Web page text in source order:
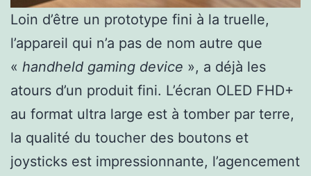
Loin d’être un prototype fini à la truelle,
l’appareil qui n’a pas de nom autre que
« handheld gaming device », a déjà les
atours d’un produit fini. L’écran OLED FHD+
au format ultra large est à tomber par terre,
la qualité du toucher des boutons et
joysticks est impressionnante, l’agencement